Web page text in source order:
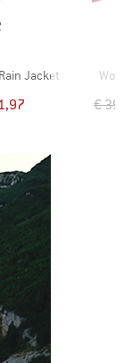
Jacket
prijs €